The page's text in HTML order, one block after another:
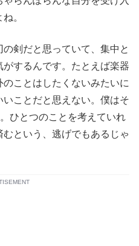
。
剣だと思っていて、集中と
するんです。たとえば楽器
ことはしたくないみたいに
ことだと思えない。僕はそ
ひとつのことを考えていれ
という、逃げでもあるじゃ